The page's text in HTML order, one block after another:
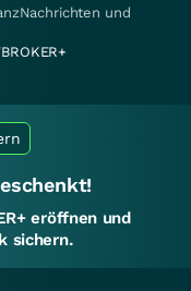
und
eröffnen und
sichern.